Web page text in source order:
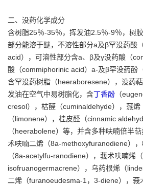
二、没药化学成分
含树脂25％-35％，挥发油2.5％-9％，树
部分能溶于醚，不溶性部分a及β罕没药酸
acid），可溶性部分含a、β及γ没药酸（
酸（commiphorinic acid）a-及β罕没药酚
含罕没药树脂（heeraboresene），没药
发油在空气中易树脂化，含丁香酚 （
cresol），枯醛（cuminaldehyde），蒎
（limonene），桂皮醛（cinnamic
（heerabolene）等，并含多种呋喃倍半
术呋喃二烯（8a-methoxyfuranodiene）
（8a-acetylfu-ranodiene），莪术呋喃烯
isofruanogermacrene），乌药根烯（
二烯（furanoeudesma-1，3-diene），莪